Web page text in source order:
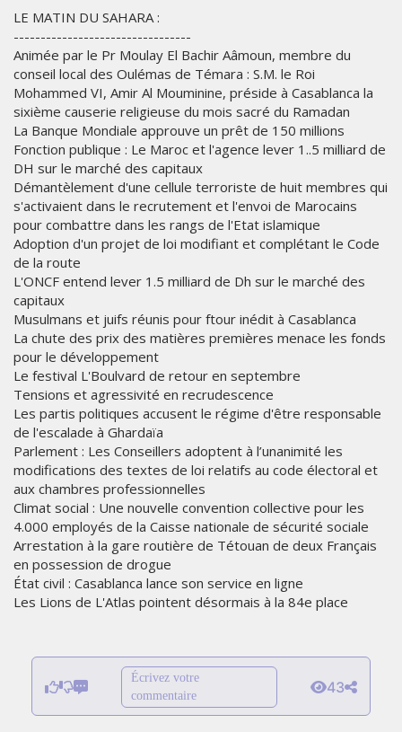
LE MATIN DU SAHARA :
---------------------------------
Animée par le Pr Moulay El Bachir Aâmoun, membre du
conseil local des Oulémas de Témara : S.M. le Roi
Mohammed VI, Amir Al Mouminine, préside à Casablanca la
sixième causerie religieuse du mois sacré du Ramadan
La Banque Mondiale approuve un prêt de 150 millions
Fonction publique : Le Maroc et l'agence lever 1..5 milliard de
DH sur le marché des capitaux
Démantèlement d'une cellule terroriste de huit membres qui
s'activaient dans le recrutement et l'envoi de Marocains
pour combattre dans les rangs de l'Etat islamique
Adoption d'un projet de loi modifiant et complétant le Code
de la route
L'ONCF entend lever 1.5 milliard de Dh sur le marché des
capitaux
Musulmans et juifs réunis pour ftour inédit à Casablanca
La chute des prix des matières premières menace les fonds
pour le développement
Le festival L'Boulvard de retour en septembre
Tensions et agressivité en recrudescence
Les partis politiques accusent le régime d'être responsable
de l'escalade à Ghardaïa
Parlement : Les Conseillers adoptent à l’unanimité les
modifications des textes de loi relatifs au code électoral et
aux chambres professionnelles
Climat social : Une nouvelle convention collective pour les
4.000 employés de la Caisse nationale de sécurité sociale
Arrestation à la gare routière de Tétouan de deux Français
en possession de drogue
État civil : Casablanca lance son service en ligne
Les Lions de L'Atlas pointent désormais à la 84e place
Écrivez votre
commentaire
43